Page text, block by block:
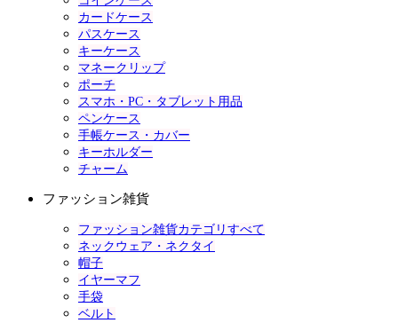
カードケース
パスケース
キーケース
マネークリップ
ポーチ
スマホ・PC・タブレット用品
ペンケース
手帳ケース・カバー
キーホルダー
チャーム
ファッション雑貨
ファッション雑貨カテゴリすべて
ネックウェア・ネクタイ
帽子
イヤーマフ
手袋
ベルト